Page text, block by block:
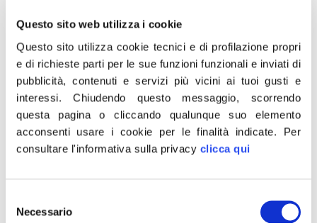
Questo sito web utilizza i cookie
Questo sito utilizza cookie tecnici e di profilazione propri
e di richieste parti per le sue funzioni funzionali e inviati di
pubblicità, contenuti e servizi più vicini ai tuoi gusti e
interessi.Chiudendo questo messaggio, scorrendo
questa pagina o cliccando qualunque suo elemento
acconsenti usare i cookie per le finalità indicate. Per
consultare l'informativa sulla privacy clicca qui
delNecessario
“L’Ape sociale così come prevista discrimina i lavoratori
autonomi che anche se disoccupati non ne hanno
diritto”. É quanto ha dichiarato il Vicepresidente della
Ministro Poletti di intervenire affinché sia rispettato il